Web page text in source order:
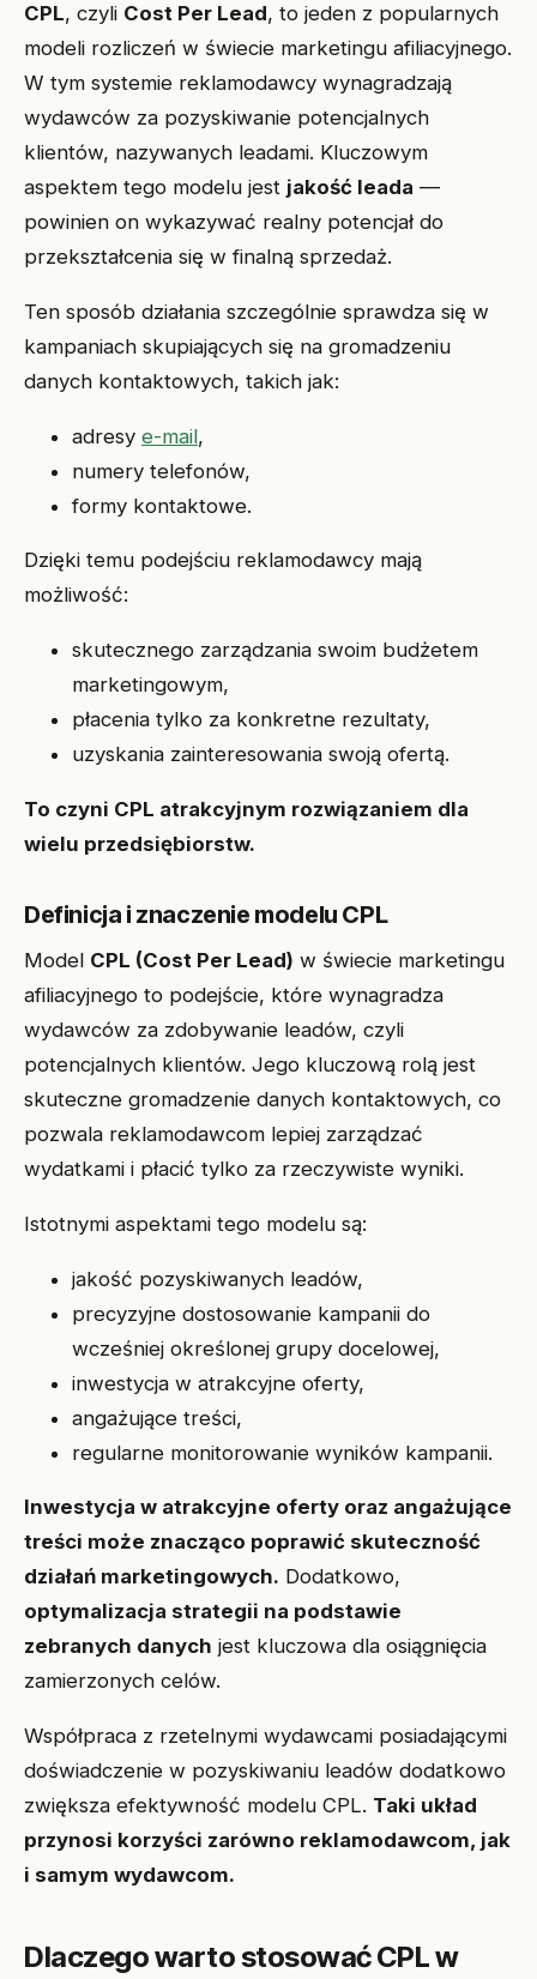
CPL, czyli Cost Per Lead, to jeden z popularnych
modeli rozliczeń w świecie marketingu afiliacyjnego.
W tym systemie reklamodawcy wynagradzają
wydawców za pozyskiwanie potencjalnych
klientów, nazywanych leadami. Kluczowym
aspektem tego modelu jest jakość leada —
powinien on wykazywać realny potencjał do
przekształcenia się w finalną sprzedaż.
Ten sposób działania szczególnie sprawdza się w
kampaniach skupiających się na gromadzeniu
danych kontaktowych, takich jak:
adresy e-mail,
numery telefonów,
formy kontaktowe.
Dzięki temu podejściu reklamodawcy mają
możliwość:
skutecznego zarządzania swoim budżetem
marketingowym,
płacenia tylko za konkretne rezultaty,
uzyskania zainteresowania swoją ofertą.
To czyni CPL atrakcyjnym rozwiązaniem dla
wielu przedsiębiorstw.
Definicja i znaczenie modelu CPL
Model CPL (Cost Per Lead) w świecie marketingu
afiliacyjnego to podejście, które wynagradza
wydawców za zdobywanie leadów, czyli
potencjalnych klientów. Jego kluczową rolą jest
skuteczne gromadzenie danych kontaktowych, co
pozwala reklamodawcom lepiej zarządzać
wydatkami i płacić tylko za rzeczywiste wyniki.
Istotnymi aspektami tego modelu są:
jakość pozyskiwanych leadów,
precyzyjne dostosowanie kampanii do
wcześniej określonej grupy docelowej,
inwestycja w atrakcyjne oferty,
angażujące treści,
regularne monitorowanie wyników kampanii.
Inwestycja w atrakcyjne oferty oraz angażujące
treści może znacząco poprawić skuteczność
działań marketingowych. Dodatkowo,
optymalizacja strategii na podstawie
zebranych danych jest kluczowa dla osiągnięcia
zamierzonych celów.
Współpraca z rzetelnymi wydawcami posiadającymi
doświadczenie w pozyskiwaniu leadów dodatkowo
zwiększa efektywność modelu CPL. Taki układ
przynosi korzyści zarówno reklamodawcom, jak
i samym wydawcom.
Dlaczego warto stosować CPL w